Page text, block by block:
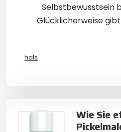
Selbstbewusstsein
Glücklicherweise
hals
Wie Sie